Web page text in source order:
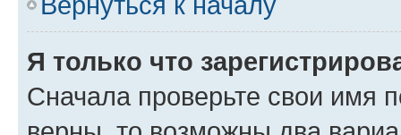
Я только что
Сначала проверьте свои имя